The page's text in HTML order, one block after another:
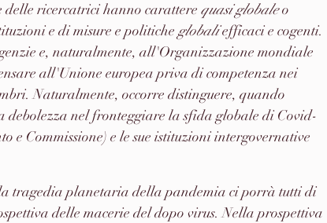
ricercatrici hanno carattere quasi globale o
e di misure e politiche globali efficaci e cogenti.
e, naturalmente, all'Organizzazione mondiale
all'Unione europea priva di competenza nei
Naturalmente, occorre distinguere, quando
nel fronteggiare la sfida globale di Covid-
e Commissione) e le sue istituzioni intergovernative
tragedia planetaria della pandemia ci porrà tutti di
delle macerie del dopo virus. Nella prospettiva